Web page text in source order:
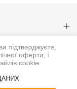
підтверджуєте,
оферти, і
cookie.